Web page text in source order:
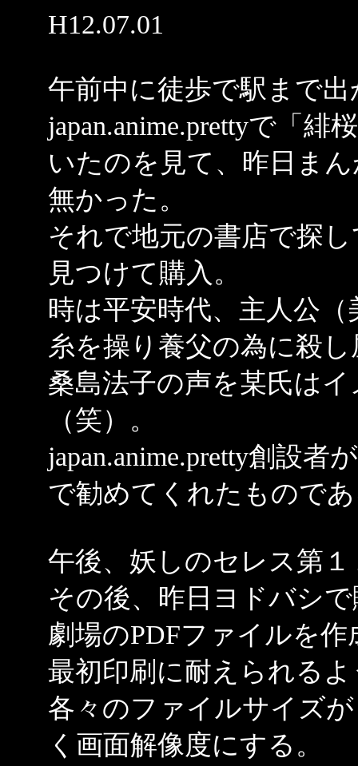
H12.07.01
午前中に徒歩で駅まで
japan.anime.prettyで「緋
いたのを見て、昨日ま
無かった。
それで地元の書店で探
見つけて購入。
時は平安時代、主人公
糸を操り養父の為に殺
桑島法子の声を某氏は
（笑）。
japan.anime.pretty創設
で勧めてくれたもので
午後、妖しのセレス第
その後、昨日ヨドバシ
劇場のPDFファイルを作
最初印刷に耐えられる
各々のファイルサイズ
く画面解像度にする。